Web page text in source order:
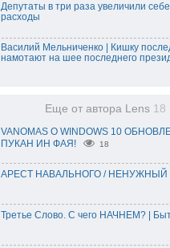
Депутаты в три раза увеличили
расходы
Василий Мельниченко | Кишку
намотают на шее последнего
Еще от автора Lens 18
VANOMAS О WINDOWS 10
ПУКАН ИН ФАЯ!
18
АРЕСТ НАВАЛЬНОГО / НЕНУЖНЫЙ
Третье Слово. С чего НАЧНЕМ? |